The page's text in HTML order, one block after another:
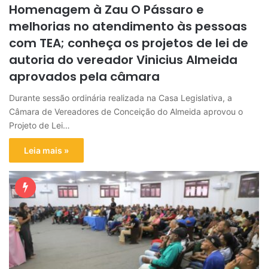
Homenagem à Zau O Pássaro e
melhorias no atendimento às pessoas
com TEA; conheça os projetos de lei de
autoria do vereador Vinicius Almeida
aprovados pela câmara
Durante sessão ordinária realizada na Casa Legislativa, a
Câmara de Vereadores de Conceição do Almeida aprovou o
Projeto de Lei…
Leia mais »